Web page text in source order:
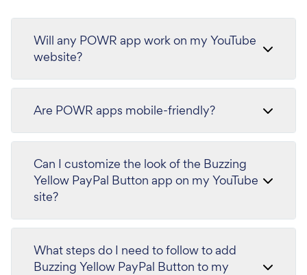
Will any POWR app work on my YouTube
website?
Are POWR apps mobile-friendly?
Can I customize the look of the Buzzing
Yellow PayPal Button app on my YouTube
site?
What steps do I need to follow to add
Buzzing Yellow PayPal Button to my